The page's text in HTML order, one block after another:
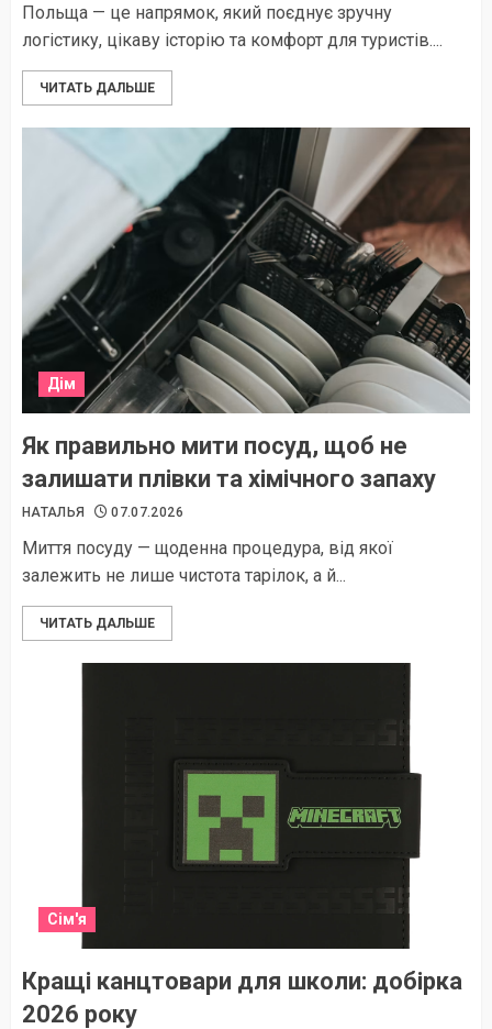
Польща — це напрямок, який поєднує зручну
логістику, цікаву історію та комфорт для туристів....
ЧИТАТЬ ДАЛЬШЕ
Дім
Як правильно мити посуд, щоб не
залишати плівки та хімічного запаху
НАТАЛЬЯ 07.07.2026
Миття посуду — щоденна процедура, від якої
залежить не лише чистота тарілок, а й...
ЧИТАТЬ ДАЛЬШЕ
Сім'я
Кращі канцтовари для школи: добірка
2026 року